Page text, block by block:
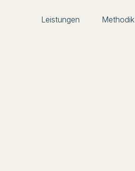
Leistungen Methodik